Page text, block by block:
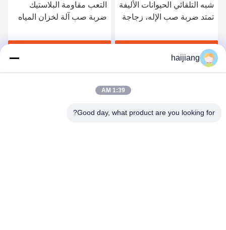
شبه التلقائي الحيوانات الأليفة
تمتد ضربة صب الإله، زجاجة
احصل على أفضل سعر
التعب مقاومة البلاستيك
ضربة صب آلة لخزان المياه
haijiang
1:39 AM
Good day, what product are you looking for?